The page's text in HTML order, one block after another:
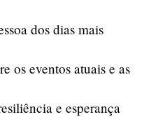
dos dias mais
os eventos atuais e as
e esperança